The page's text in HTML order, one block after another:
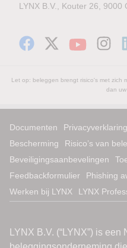
LYNX B.V., Kouter 26, 9000
Let op: beleggen brengt risico's met zich
dan uw
Documenten Privacyverklaring
Bescherming
Risico’s van
Beveiligingsaanbevelingen
Feedbackformulier
Phishing
Werken bij LYNX
LYNX